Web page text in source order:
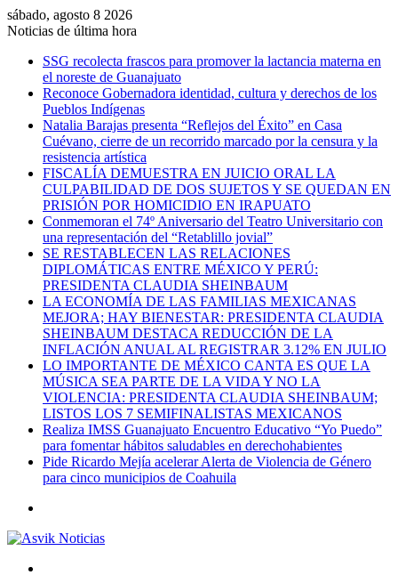
sábado, agosto 8 2026
Noticias de última hora
SSG recolecta frascos para promover la lactancia materna en
el noreste de Guanajuato
Reconoce Gobernadora identidad, cultura y derechos de los
Pueblos Indígenas
Natalia Barajas presenta “Reflejos del Éxito” en Casa
Cuévano, cierre de un recorrido marcado por la censura y la
resistencia artística
FISCALÍA DEMUESTRA EN JUICIO ORAL LA
CULPABILIDAD DE DOS SUJETOS Y SE QUEDAN EN
PRISIÓN POR HOMICIDIO EN IRAPUATO
Conmemoran el 74º Aniversario del Teatro Universitario con
una representación del “Retablillo jovial”
SE RESTABLECEN LAS RELACIONES
DIPLOMÁTICAS ENTRE MÉXICO Y PERÚ:
PRESIDENTA CLAUDIA SHEINBAUM
LA ECONOMÍA DE LAS FAMILIAS MEXICANAS
MEJORA; HAY BIENESTAR: PRESIDENTA CLAUDIA
SHEINBAUM DESTACA REDUCCIÓN DE LA
INFLACIÓN ANUAL AL REGISTRAR 3.12% EN JULIO
LO IMPORTANTE DE MÉXICO CANTA ES QUE LA
MÚSICA SEA PARTE DE LA VIDA Y NO LA
VIOLENCIA: PRESIDENTA CLAUDIA SHEINBAUM;
LISTOS LOS 7 SEMIFINALISTAS MEXICANOS
Realiza IMSS Guanajuato Encuentro Educativo “Yo Puedo”
para fomentar hábitos saludables en derechohabientes
Pide Ricardo Mejía acelerar Alerta de Violencia de Género
para cinco municipios de Coahuila